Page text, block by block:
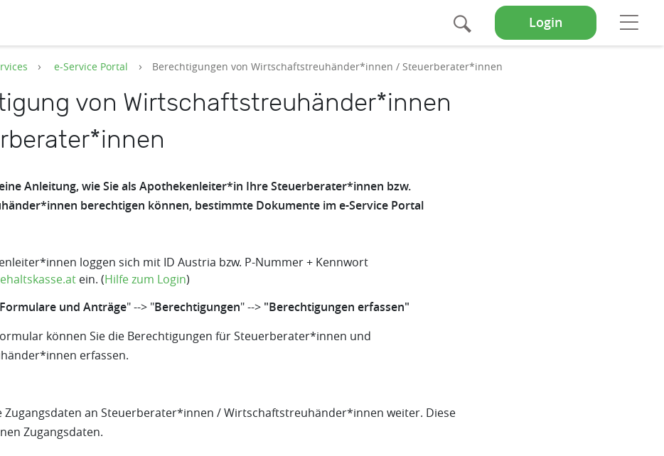
Suche Login
e-Service Portal Berechtigungen von Wirtschaftstreuhänder*innen / Steuerberater*innen
von Wirtschaftstreuhänder*innen
Anleitung, wie Sie als Apothekenleiter*in Ihre Steuerberater*innen bzw.
berechtigen können, bestimmte Dokumente im e-Service Portal
loggen sich mit ID Austria bzw. P-Nummer + Kennwort
ein. (Hilfe zum Login)
Formulare und Anträge" --> "Berechtigungen" --> "Berechtigungen erfassen"
können Sie die Berechtigungen für Steuerberater*innen und
erfassen.
Zugangsdaten an Steuerberater*innen / Wirtschaftstreuhänder*innen weiter. Diese
Zugangsdaten.